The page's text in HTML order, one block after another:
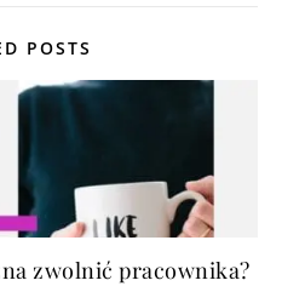
POSTS
zwolnić pracownika?